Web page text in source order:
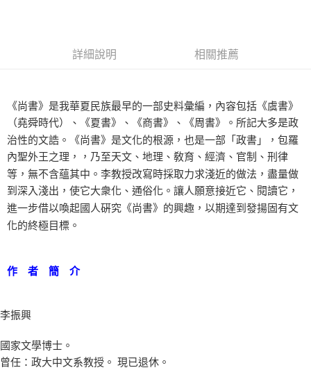
詳細說明 相關推薦
《尚書》是我華夏民族最早的一部史料彙編，內容包括《虞書》
（堯舜時代）、《夏書》、《商書》、《周書》。所記大多是政
治性的文誥。《尚書》是文化的根源，也是一部「政書」，包羅
內聖外王之理，，乃至天文、地理、敎育、經濟、官制、刑律
等，無不含蘊其中。李教授改寫時採取力求淺近的做法，盡量做
到深入淺出，使它大衆化、通俗化。讓人願意接近它、閱讀它，
進一步借以喚起國人硏究《尚書》的興趣，以期達到發揚固有文
化的終極目標。
作 者 簡 介
李振興
國家文學博士。
曾任：政大中文系教授。 現已退休。